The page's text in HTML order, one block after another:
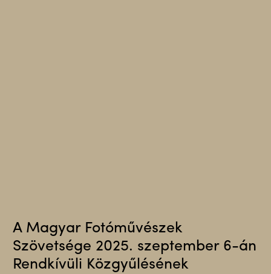
A Magyar Fotóművészek
Szövetsége 2025. szeptember 6-án
Rendkívüli Közgyűlésének